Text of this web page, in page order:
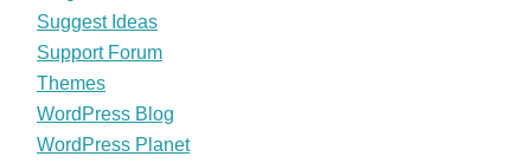
Suggest Ideas
Support Forum
Themes
WordPress Blog
WordPress Planet